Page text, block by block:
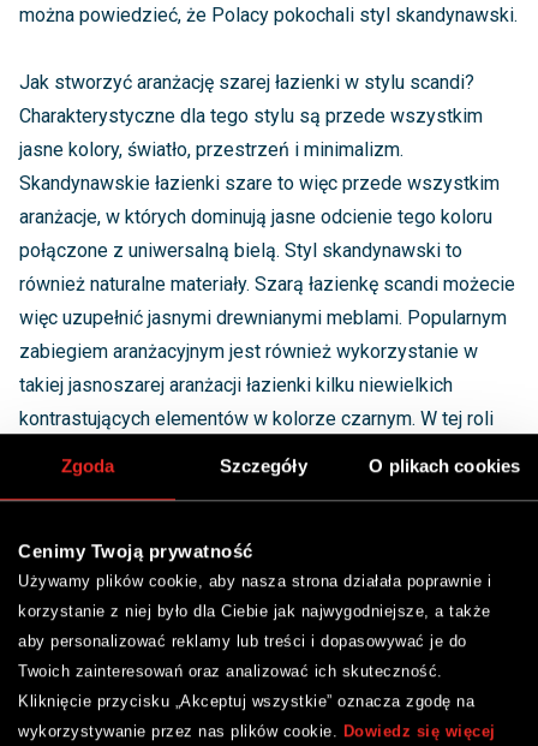
Zgoda Szczegóły O plikach cookies
Cenimy Twoją prywatność
Używamy plików cookie, aby nasza strona działała poprawnie i
korzystanie z niej było dla Ciebie jak najwygodniejsze, a także
aby personalizować reklamy lub treści i dopasowywać je do
Twoich zainteresowań oraz analizować ich skuteczność.
Kliknięcie przycisku „Akceptuj wszystkie” oznacza zgodę na
wykorzystywanie przez nas plików cookie. Dowiedz się więcej
można powiedzieć, że Polacy pokochali styl skandynawski.
Jak stworzyć aranżację szarej łazienki w stylu scandi?
Charakterystyczne dla tego stylu są przede wszystkim
jasne kolory, światło, przestrzeń i minimalizm.
Skandynawskie łazienki szare to więc przede wszystkim
aranżacje, w których dominują jasne odcienie tego koloru
połączone z uniwersalną bielą. Styl skandynawski to
również naturalne materiały. Szarą łazienkę scandi możecie
więc uzupełnić jasnymi drewnianymi meblami. Popularnym
zabiegiem aranżacyjnym jest również wykorzystanie w
takiej jasnoszarej aranżacji łazienki kilku niewielkich
kontrastujących elementów w kolorze czarnym. W tej roli
Modna aranżacja łazienki w szarościach to także
wnętrze inspirowane surowym, ale bardzo popularnym
stylem industrialnym.Podobnie jak w przypadku łazienki
skandynawskiej, również w aranżacjach industrialnych dużą
przytulnego i bliskiego natury klimatu w łazienkach